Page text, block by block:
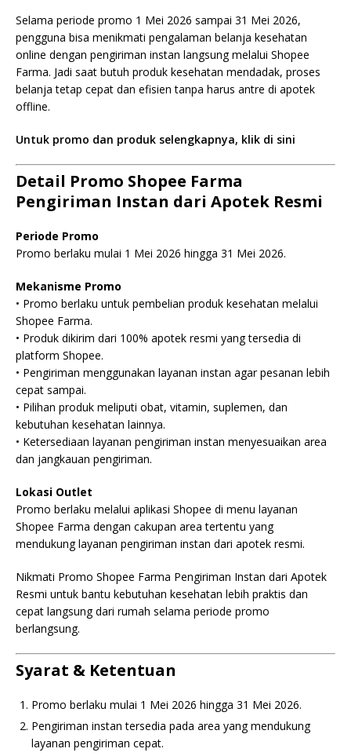
Selama periode promo 1 Mei 2026 sampai 31 Mei 2026,
pengguna bisa menikmati pengalaman belanja kesehatan
online dengan pengiriman instan langsung melalui Shopee
Farma. Jadi saat butuh produk kesehatan mendadak, proses
belanja tetap cepat dan efisien tanpa harus antre di apotek
offline.
Untuk promo dan produk selengkapnya, klik di sini
Detail Promo Shopee Farma
Pengiriman Instan dari Apotek Resmi
Periode Promo
Promo berlaku mulai 1 Mei 2026 hingga 31 Mei 2026.
Mekanisme Promo
• Promo berlaku untuk pembelian produk kesehatan melalui
Shopee Farma.
• Produk dikirim dari 100% apotek resmi yang tersedia di
platform Shopee.
• Pengiriman menggunakan layanan instan agar pesanan lebih
cepat sampai.
• Pilihan produk meliputi obat, vitamin, suplemen, dan
kebutuhan kesehatan lainnya.
• Ketersediaan layanan pengiriman instan menyesuaikan area
dan jangkauan pengiriman.
Lokasi Outlet
Promo berlaku melalui aplikasi Shopee di menu layanan
Shopee Farma dengan cakupan area tertentu yang
mendukung layanan pengiriman instan dari apotek resmi.
Nikmati Promo Shopee Farma Pengiriman Instan dari Apotek
Resmi untuk bantu kebutuhan kesehatan lebih praktis dan
cepat langsung dari rumah selama periode promo
berlangsung.
Syarat & Ketentuan
Promo berlaku mulai 1 Mei 2026 hingga 31 Mei 2026.
Pengiriman instan tersedia pada area yang mendukung
layanan pengiriman cepat.